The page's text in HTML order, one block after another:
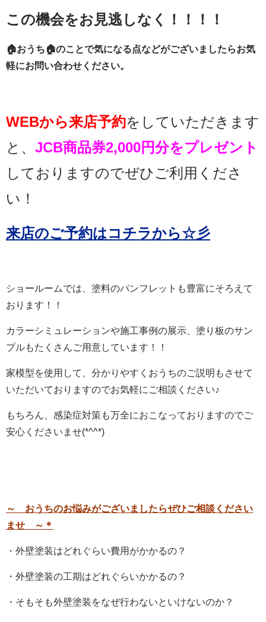
この機会をお見逃しなく！！！！
🏠おうち🏠のことで気になる点などがございましたらお気
軽にお問い合わせください。
WEBから来店予約をしていただきます
と、 JCB商品券2,000円分をプレゼント
しておりますのでぜひご利用くださ
い！
来店のご予約はコチラから☆彡
ショールームでは、塗料のパンフレットも豊富にそろえて
おります！！
カラーシミュレーションや施工事例の展示、塗り板のサン
プルもたくさんご用意しています！！
家模型を使用して、分かりやすくおうちのご説明もさせて
いただいておりますのでお気軽にご相談ください♪
もちろん、感染症対策も万全におこなっておりますのでご
安心くださいませ(*^^*)
～ おうちのお悩みがございましたらぜひご相談ください
ませ ～＊
・外壁塗装はどれぐらい費用がかかるの？
・外壁塗装の工期はどれぐらいかかるの？
・そもそも外壁塗装をなぜ行わないといけないのか？